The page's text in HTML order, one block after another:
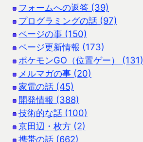
フォームへの返答 (39)
プログラミングの話 (97)
ページの事 (150)
ページ更新情報 (173)
ポケモンGO（位置ゲー） (131)
メルマガの事 (20)
家電の話 (45)
開発情報 (388)
技術的な話 (100)
京田辺・枚方 (2)
携帯の話 (662)